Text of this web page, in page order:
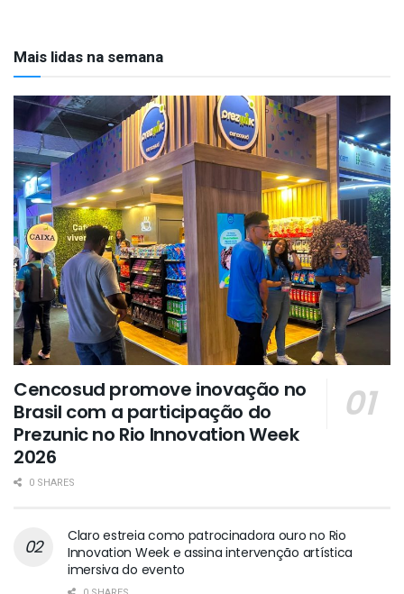
Mais lidas na semana
Cencosud promove inovação no
Brasil com a participação do
Prezunic no Rio Innovation Week
2026
0 SHARES
Claro estreia como patrocinadora ouro no Rio
Innovation Week e assina intervenção artística
imersiva do evento